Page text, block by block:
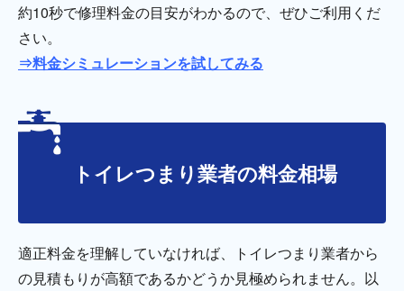
約10秒で修理料金の目安がわかるので、ぜひご利用くだ
さい。
⇒料金シミュレーションを試してみる
トイレつまり業者の料金相場
適正料金を理解していなければ、トイレつまり業者から
の見積もりが高額であるかどうか見極められません。以